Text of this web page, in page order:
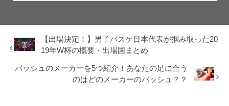
【出場決定！】男子バスケ日本代表が掴み取った20
19年W杯の概要・出場国まとめ
バッシュのメーカーを5つ紹介！あなたの足に合う
のはどのメーカーのバッシュ？？